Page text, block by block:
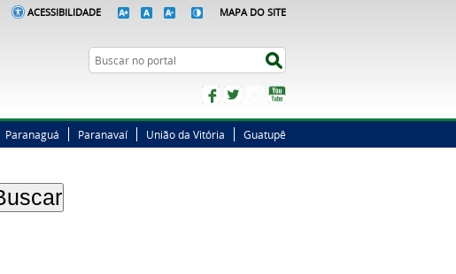
ACESSIBILIDADE MAPA DO SITE
Busca
FacebookTwitterInstagram
Paranaguá Paranavaí União da Vitória Guatupê